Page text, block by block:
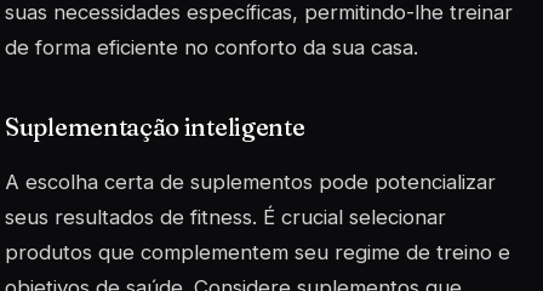
suas necessidades específicas, permitindo-lhe treinar
de forma eficiente no conforto da sua casa.
Suplementação inteligente
A escolha certa de suplementos pode potencializar
seus resultados de fitness. É crucial selecionar
produtos que complementem seu regime de treino e